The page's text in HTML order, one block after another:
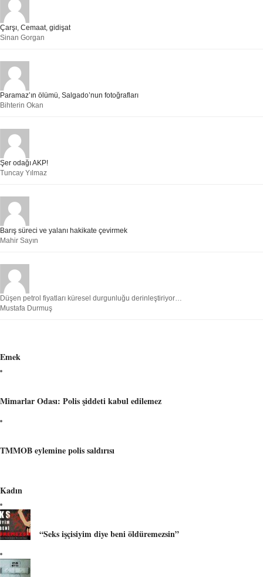
Çarşı, Cemaat, gidişat
Sinan Gorgan
Paramaz’ın ölümü, Salgado’nun fotoğrafları
Bihterin Okan
Şer odağı AKP!
Tuncay Yılmaz
Barış süreci ve yalanı hakikate çevirmek
Mahir Sayın
Düşen petrol fiyatları küresel durgunluğu derinleştiriyor…
Mustafa Durmuş
Emek
Mimarlar Odası: Polis şiddeti kabul edilemez
TMMOB eylemine polis saldırısı
Kadın
“Seks işçisiyim diye beni öldüremezsin”